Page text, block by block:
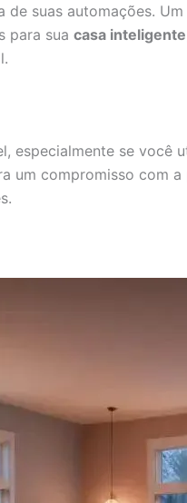
suas automações.
para sua casa inteligente
especialmente se
um compromisso com